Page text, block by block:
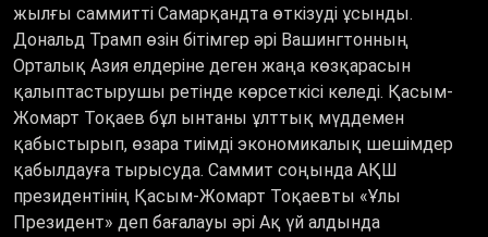
жылғы саммитті Самарқандта өткізуді ұсынды.
Дональд Трамп өзін бітімгер әрі Вашингтонның
Орталық Азия елдеріне деген жаңа көзқарасын
қалыптастырушы ретінде көрсеткісі келеді. Қасым-
Жомарт Тоқаев бұл ынтаны ұлттық мүддемен
қабыстырып, өзара тиімді экономикалық шешімдер
қабылдауға тырысуда. Саммит соңында АҚШ
президентінің Қасым-Жомарт Тоқаевты «Ұлы
Президент» деп бағалауы әрі Ақ үй алдында